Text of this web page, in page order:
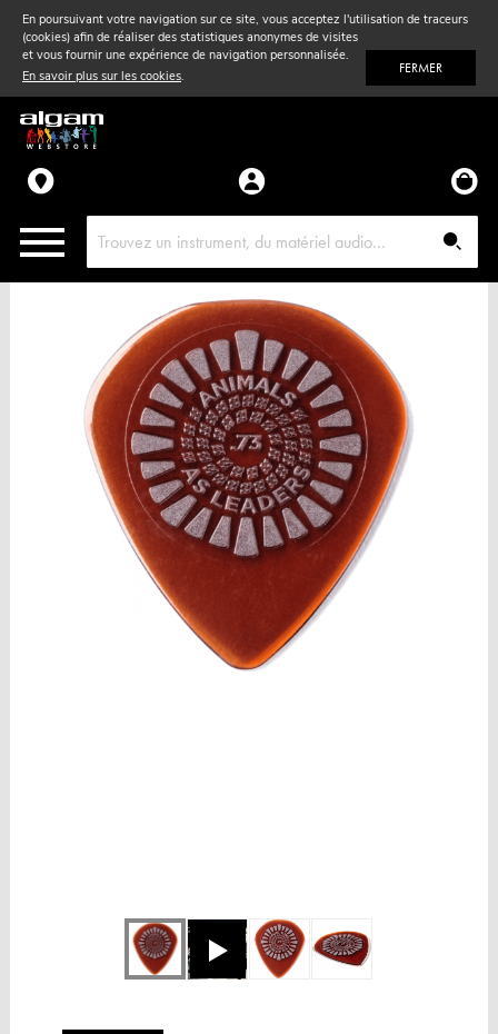
En poursuivant votre navigation sur ce site, vous acceptez l'utilisation de traceurs
(cookies) afin de réaliser des statistiques anonymes de visites
et vous fournir une expérience de navigation personnalisée.
En savoir plus sur les cookies. FERMER
Vent& Violon
Accessoires
Pièces détachées